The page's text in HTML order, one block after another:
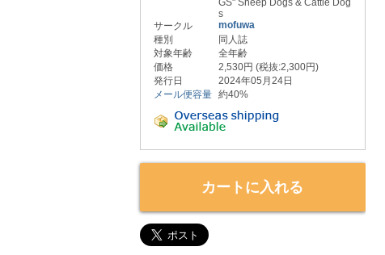
GS" Sheep Dogs & Cattle Dog
s
サークル
mofuwa
種別
同人誌
対象年齢
全年齢
価格
2,530円 (税抜:2,300円)
発行日
2024年05月24日
メール便容量 約40%
カートに入れる